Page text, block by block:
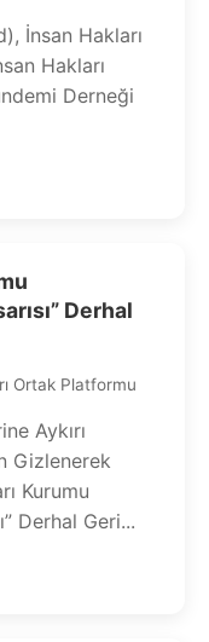
İnsan Hakları
Hakları
Derneği
Derhal
Ortak Platformu
Aykırı
Gizlenerek
Kurumu
Derhal Geri...